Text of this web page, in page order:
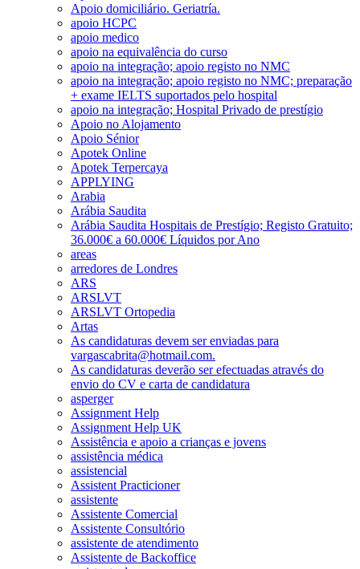
Apoio domiciliário. Geriatría.
apoio HCPC
apoio medico
apoio na equivalência do curso
apoio na integração; apoio registo no NMC
apoio na integração; apoio registo no NMC; preparação
+ exame IELTS suportados pelo hospital
apoio na integração; Hospital Privado de prestígio
Apoio no Alojamento
Apoio Sénior
Apotek Online
Apotek Terpercaya
APPLYING
Arabia
Arábia Saudita
Arábia Saudita Hospitais de Prestígio; Registo Gratuito;
36.000€ a 60.000€ Líquidos por Ano
areas
arredores de Londres
ARS
ARSLVT
ARSLVT Ortopedia
Artas
As candidaturas devem ser enviadas para
vargascabrita@hotmail.com.
As candidaturas deverão ser efectuadas através do
envio do CV e carta de candidatura
asperger
Assignment Help
Assignment Help UK
Assistência e apoio a crianças e jovens
assistência médica
assistencial
Assistent Practicioner
assistente
Assistente Comercial
Assistente Consultório
assistente de atendimento
Assistente de Backoffice